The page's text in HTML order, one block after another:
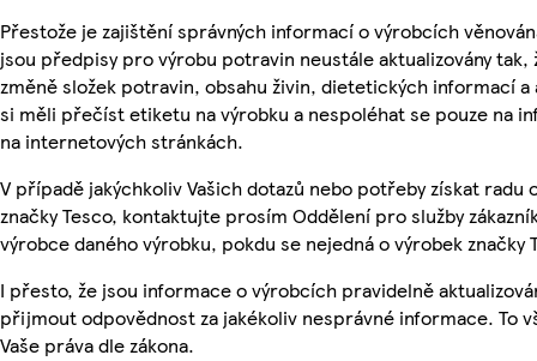
Přestože je zajištění správných informací o výrobcích
jsou předpisy pro výrobu potravin neustále aktualizovány tak,
změně složek potravin, obsahu živin, dietetických informací a
si měli přečíst etiketu na výrobku a nespoléhat se pouze na
na internetových stránkách.
V případě jakýchkoliv Vašich dotazů nebo potřeby získat radu
značky Tesco, kontaktujte prosím Oddělení pro služby
výrobce daného výrobku, pokdu se nejedná o výrobek značky
I přesto, že jsou informace o výrobcích pravidelně
přijmout odpovědnost za jakékoliv nesprávné informace. To
Vaše práva dle zákona.